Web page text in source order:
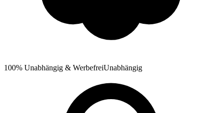
100% Unabhängig & WerbefreiUnabhängig